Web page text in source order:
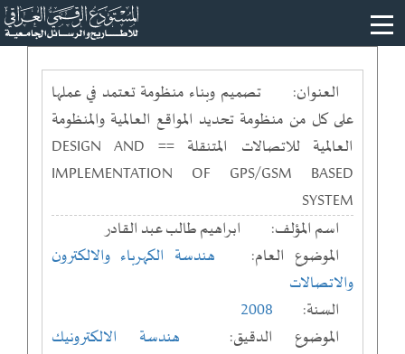
العنوان:
تصميم وبناء منظومة تعتمد في عملها
على كل من منظومة تحديد المواقع العالمية والمنظومة
العالمية للاتصالات المتنقلة == DESIGN AND
IMPLEMENTATION OF GPS/GSM BASED
SYSTEM
اسم المؤلف:
ابراهيم طالب عبد القادر
الموضوع العام:
هندسة الكهرباء والالكترون
والاتصالات
السنة:
2008
الموضوع الدقيق:
هندسة الالكترونيك